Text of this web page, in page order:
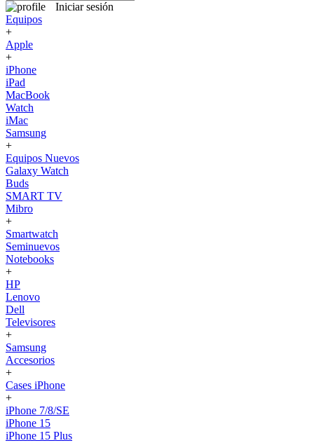
Iniciar sesión
Equipos
+
Apple
+
iPhone
iPad
MacBook
Watch
iMac
Samsung
+
Equipos Nuevos
Galaxy Watch
Buds
SMART TV
Mibro
+
Smartwatch
Seminuevos
Notebooks
+
HP
Lenovo
Dell
Televisores
+
Samsung
Accesorios
+
Cases iPhone
+
iPhone 7/8/SE
iPhone 15
iPhone 15 Plus